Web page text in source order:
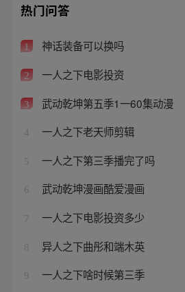
热门问答
1 神话装备可以换吗
2 一人之下电影投资
3 武动乾坤第五季1一60集动漫
4 一人之下老天师剪辑
5 一人之下第三季播完了吗
6 武动乾坤漫画酷爱漫画
7 一人之下电影投资多少
8 异人之下曲彤和端木英
9 一人之下啥时候第三季